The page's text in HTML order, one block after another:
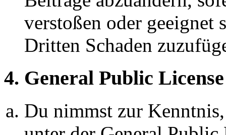
verstoßen oder geeignet
Dritten Schaden
4. General Public License
Du nimmst zur